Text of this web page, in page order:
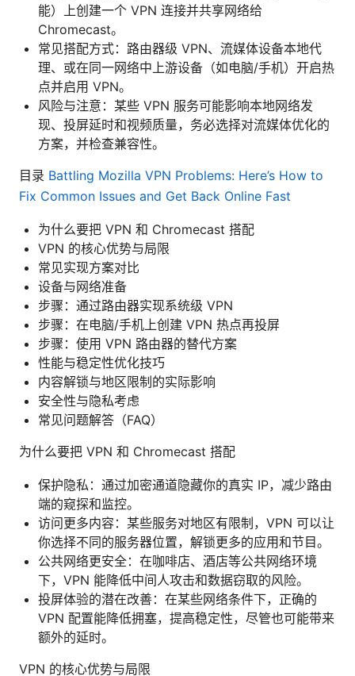
能）上创建一个 VPN 连接并共享网络给
Chromecast。
常见搭配方式：路由器级 VPN、流媒体设备本地代
理、或在同一网络中上游设备（如电脑/手机）开启热
点并启用 VPN。
风险与注意：某些 VPN 服务可能影响本地网络发
现、投屏延时和视频质量，务必选择对流媒体优化的
方案，并检查兼容性。
目录 Battling Mozilla VPN Problems: Here’s How to
Fix Common Issues and Get Back Online Fast
为什么要把 VPN 和 Chromecast 搭配
VPN 的核心优势与局限
常见实现方案对比
设备与网络准备
步骤：通过路由器实现系统级 VPN
步骤：在电脑/手机上创建 VPN 热点再投屏
步骤：使用 VPN 路由器的替代方案
性能与稳定性优化技巧
内容解锁与地区限制的实际影响
安全性与隐私考虑
常见问题解答（FAQ）
为什么要把 VPN 和 Chromecast 搭配
保护隐私：通过加密通道隐藏你的真实 IP，减少路由
端的窥探和监控。
访问更多内容：某些服务对地区有限制，VPN 可以让
你选择不同的服务器位置，解锁更多的应用和节目。
公共网络更安全：在咖啡店、酒店等公共网络环境
下，VPN 能降低中间人攻击和数据窃取的风险。
投屏体验的潜在改善：在某些网络条件下，正确的
VPN 配置能降低拥塞，提高稳定性，尽管也可能带来
额外的延时。
VPN 的核心优势与局限